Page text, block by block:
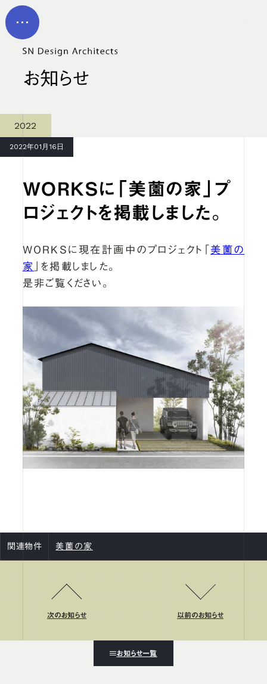
メイン コンテンツにスキップ
MEN
お知らせ
2022
2022年01月16日
WORKSに「美薗の家」プ
ロジェクトを掲載しました。
WORKSに現在計画中のプロジェクト「 美薗の
家
」を掲載しました。
是非ご覧ください。
関連物件 美薗の家
お知らせ一覧
次のお知らせ 以前のお知らせ